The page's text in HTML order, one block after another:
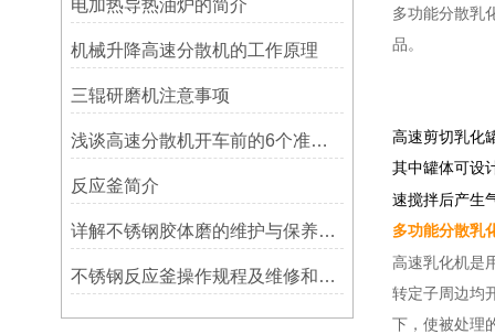
电加热导热油炉的简介
机械升降高速分散机的工作原理
三辊研磨机注意事项
浅谈高速分散机开车前的6个准备工作
反应釜简介
详解不锈钢胶体磨的维护与保养措施
不锈钢反应釜操作规程及维修和保养
多功能分散乳
品。
高速剪切乳化
其中罐体可设
速搅拌后产生
多功能分散乳
高速乳化机是
转定子周边均
下，使被处理